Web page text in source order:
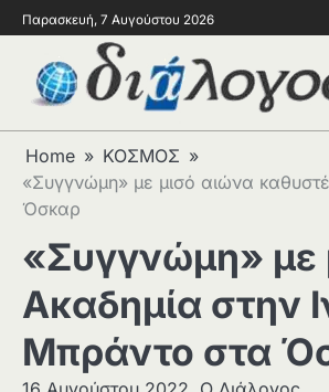
Παρασκευή, 7 Αυγούστου 2026
Home
ΚΟΣΜΟΣ
«Συγγνώμη» με μισό αιώνα
Όσκαρ
«Συγγνώμη» με
Ακαδημία στην
Μπράντο στα